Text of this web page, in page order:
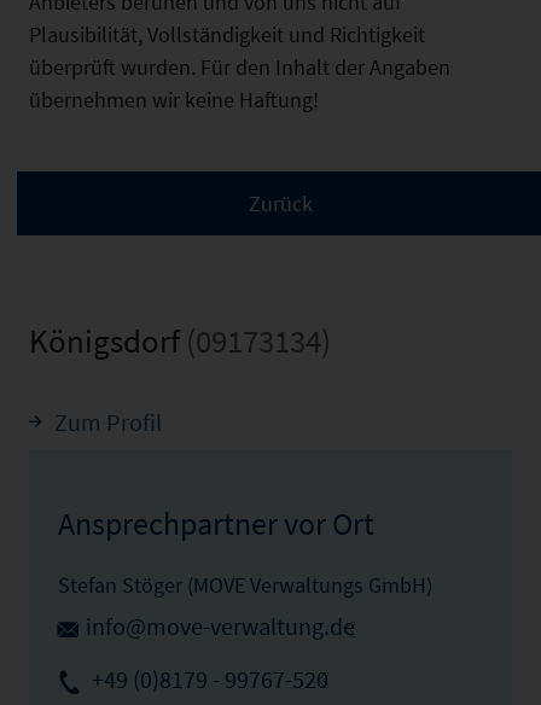
Plausibilität, Vollständigkeit und Richtigkeit
überprüft wurden. Für den Inhalt der Angaben
übernehmen wir keine Haftung!
Königsdorf (09173134)
Zum Profil
Ansprechpartner vor Ort
Stefan Stöger (MOVE Verwaltungs GmbH)
info@move-verwaltung.de
+49 (0)8179 - 99767-520